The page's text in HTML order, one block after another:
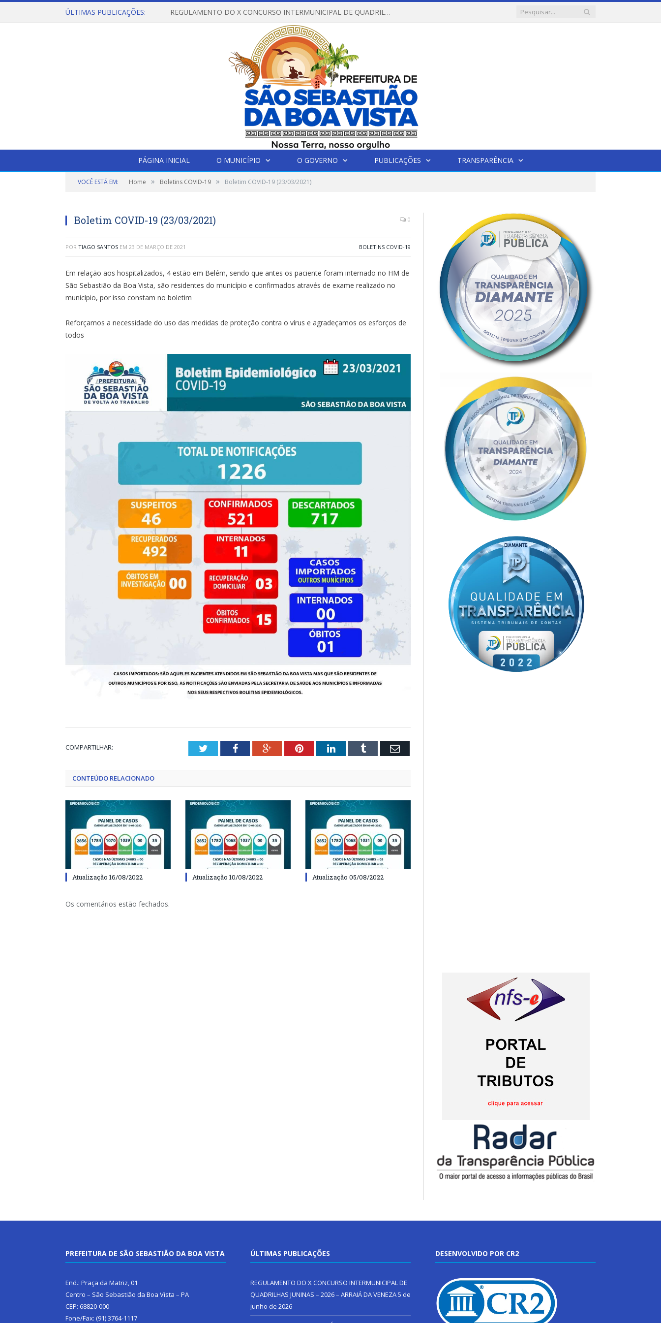
ÚLTIMAS PUBLICAÇÕES: REGULAMENTO DO X CONCURSO INTERMUNICIPAL DE QUADRILHAS JUNINAS – 2026 – ARRAIÁ DA VENEZA
PÁGINA INICIAL O MUNICÍPIO O GOVERNO PUBLICAÇÕES TRANSPARÊNCIA
VOCÊ ESTÁ EM: Home » Boletins COVID-19 » Boletim COVID-19 (23/03/2021)
Boletim COVID-19 (23/03/2021) 0
POR TIAGO SANTOS EM 23 DE MARÇO DE 2021 BOLETINS COVID-19
Em relação aos hospitalizados, 4 estão em Belém, sendo que antes os paciente foram internado no HM de
São Sebastião da Boa Vista, são residentes do município e confirmados através de exame realizado no
município, por isso constam no boletim
Reforçamos a necessidade do uso das medidas de proteção contra o vírus e agradeçamos os esforços de
todos
COMPARTILHAR: TwitterFacebookGoogle+PinterestLinkedInTumblr Email
CONTEÚDO RELACIONADO
Atualização 16/08/2022 Atualização 10/08/2022 Atualização 05/08/2022
Os comentários estão fechados.
PREFEITURA DE SÃO SEBASTIÃO DA BOA VISTA
End.: Praça da Matriz, 01
Centro – São Sebastião da Boa Vista – PA
CEP: 68820-000
Fone/Fax: (91) 3764-1117
ÚLTIMAS PUBLICAÇÕES
REGULAMENTO DO X CONCURSO INTERMUNICIPAL DE
QUADRILHAS JUNINAS – 2026 – ARRAIÁ DA VENEZA5 de
junho de 2026
DESENVOLVIDO POR CR2